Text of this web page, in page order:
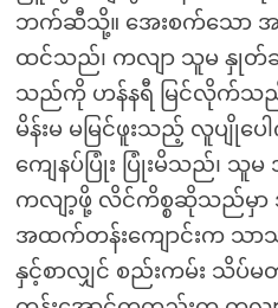
ဘက်ဆီသို့။ အေးစက်သော
ထင်သည်၊ ကလျာ သူမ နှုတ်ခ
သည်ကို ဟန်နရီ မြင်လိုက်သည်
မိန်းမ မမြင်ဖူးသည့် လူပျိုပ
ကျေနပ်ပြုံး ပြုံးမိသည်၊ သူမ
ကလျာ့ဖို့ လိင်ကိစ္စဆိုသည်မှာ
အထက်တန်းကျောင်းက သာသ
နှင့်စာလျှင် စည်းကမ်း သိပ်